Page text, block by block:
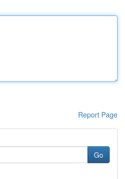
Report Page
Go